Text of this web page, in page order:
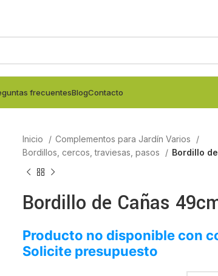
frecuentesBlogContacto
Inicio
Complementos para Jardín Varios
Bordillos, cercos, traviesas, pasos
Bordillo
Bordillo de Cañas
Producto no disponible con
Solicite presupuesto